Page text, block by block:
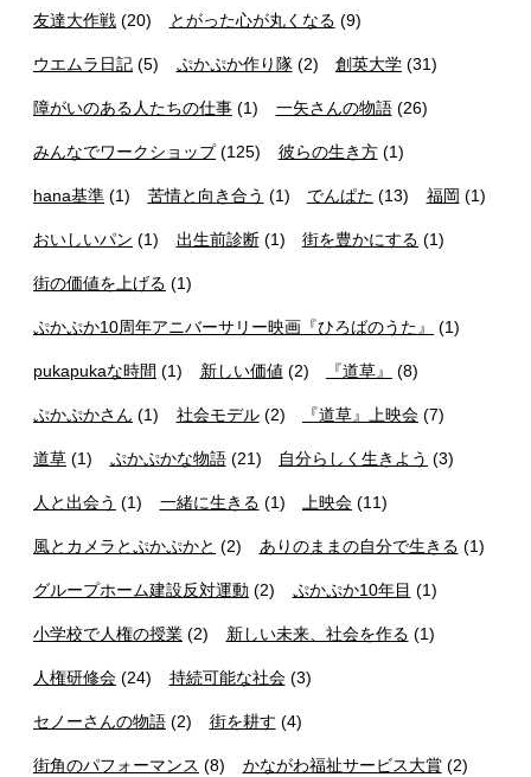
友達大作戦 (20) とがった心が丸くなる (9)
ウエムラ日記 (5) ぷかぷか作り隊(2) 創英大学 (31)
障がいのある人たちの仕事 (1) 一矢さんの物語(26)
みんなでワークショップ(125) 彼らの生き方(1)
hana基準 (1) 苦情と向き合う (1) でんぱた (13) 福岡 (1)
おいしいパン (1) 出生前診断(1) 街を豊かにする (1)
街の価値を上げる (1)
ぷかぷか10周年アニバーサリー映画『ひろばのうた』 (1)
pukapukaな時間 (1) 新しい価値 (2) 『道草』 (8)
ぷかぷかさん (1) 社会モデル(2) 『道草』上映会 (7)
道草 (1) ぷかぷかな物語(21) 自分らしく生きよう (3)
人と出会う (1) 一緒に生きる (1) 上映会 (11)
風とカメラとぷかぷかと (2) ありのままの自分で生きる (1)
グループホーム建設反対運動 (2) ぷかぷか10年目 (1)
小学校で人権の授業 (2) 新しい未来、社会を作る (1)
人権研修会 (24) 持続可能な社会(3)
セノーさんの物語 (2) 街を耕す (4)
街角のパフォーマンス (8) かながわ福祉サービス大賞(2)